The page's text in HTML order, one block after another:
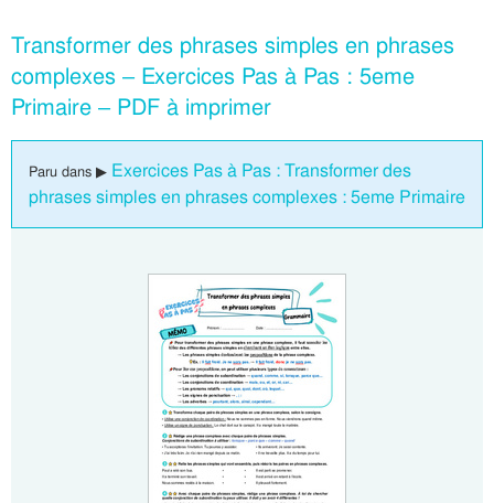
Transformer des phrases simples en phrases
complexes – Exercices Pas à Pas : 5eme
Primaire – PDF à imprimer
Paru dans ▶ Exercices Pas à Pas : Transformer des
phrases simples en phrases complexes : 5eme Primaire